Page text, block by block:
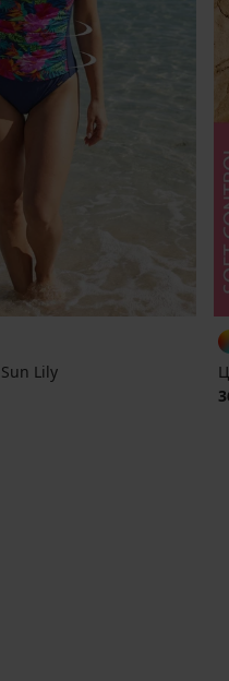
Lily